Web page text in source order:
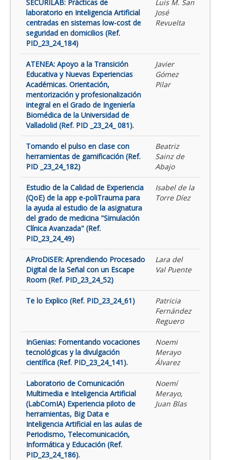
SECURILAB: Prácticas de
laboratorio en Inteligencia Artificial
centradas en sistemas low-cost de
seguridad en domicilios (Ref.
PID_23_24_184)
Luis M. San
José
Revuelta
ATENEA: Apoyo a la Transición
Educativa y Nuevas Experiencias
Académicas. Orientación,
mentorización y profesionalización
integral en el Grado de Ingeniería
Biomédica de la Universidad de
Valladolid (Ref. PID _23_24_ 081).
Javier
Gómez
Pilar
Tomando el pulso en clase con
herramientas de gamificación (Ref.
PID _23_24_182)
Beatriz
Sainz de
Abajo
Estudio de la Calidad de Experiencia
(QoE) de la app e-poliTrauma para
la ayuda al estudio de la asignatura
del grado de medicina "Simulación
Clínica Avanzada" (Ref.
PID_23_24_49)
Isabel de la
Torre Díez
AProDiSER: Aprendiendo Procesado
Digital de la Señal con un Escape
Room (Ref. PID_23_24_52)
Lara del
Val Puente
Te lo Explico (Ref. PID_23_24_61)
Patricia
Fernández
Reguero
InGenias: Fomentando vocaciones
tecnológicas y la divulgación
científica (Ref. PID_23_24_141).
Noemi
Merayo
Álvarez
Laboratorio de Comunicación
Multimedia e Inteligencia Artificial
(LabComIA) Experiencia piloto de
herramientas, Big Data e
Inteligencia Artificial en las aulas de
Periodismo, Telecomunicación,
Informática y Educación (Ref.
PID_23_24_186).
Noemí
Merayo,
Juan Blas